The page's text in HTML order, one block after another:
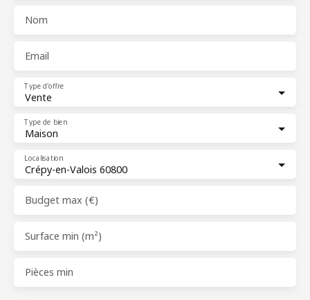
Nom
Email
Vente
Type d'offre
Maison
Type de bien
Crépy-en-Valois 60800
Localisation
Budget max (€)
Surface min (m²)
Pièces min